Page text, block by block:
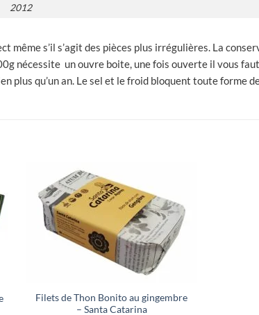
2012
même s’il s’agit des pièces plus irrégulières. La
nécessite un ouvre boite, une fois ouverte il vous
plus qu’un an. Le sel et le froid bloquent toute forme
Filets de Thon Bonito au gingembre
– Santa Catarina